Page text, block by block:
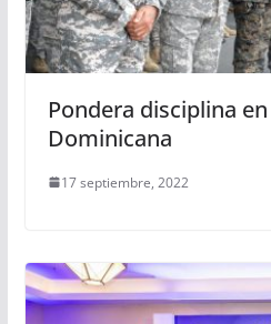
Pondera disciplina
Dominicana
17 septiembre, 2022